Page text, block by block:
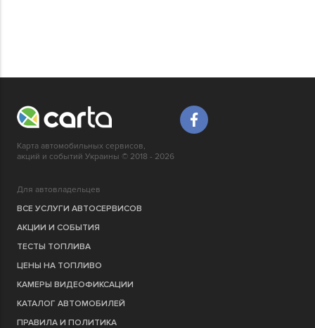
Карта автомобильных сервисов,
акций и событий Украины © 2018 - 2026
Для автовладельцев
ВСЕ УСЛУГИ АВТОСЕРВИСОВ
АКЦИИ И СОБЫТИЯ
ТЕСТЫ ТОПЛИВА
ЦЕНЫ НА ТОПЛИВО
КАМЕРЫ ВИДЕОФИКСАЦИИ
КАТАЛОГ АВТОМОБИЛЕЙ
ПРАВИЛА И ПОЛИТИКА